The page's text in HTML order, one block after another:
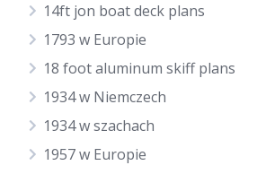
14ft jon boat deck plans
1793 w Europie
18 foot aluminum skiff plans
1934 w Niemczech
1934 w szachach
1957 w Europie